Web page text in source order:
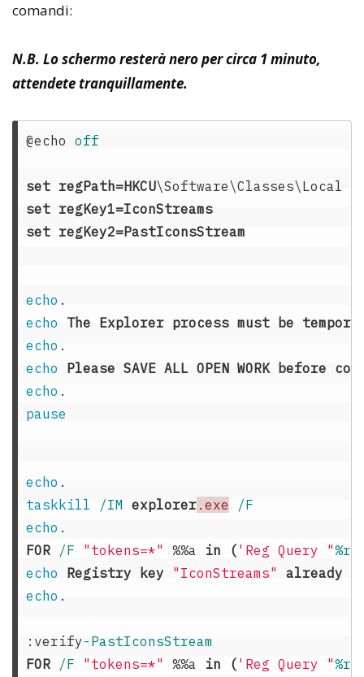
comandi:
N.B. Lo schermo resterà nero per circa 1 minuto,
attendete tranquillamente.
@echo off
set regPath=HKCU\Software\Classes\Local
set regKey1=IconStreams
set regKey2=PastIconsStream
echo
echo
The Explorer process must be
echo
echo
Please SAVE ALL OPEN WORK before
echo
pause
echo
taskkill
/IM explorer.exe
echo
FOR
/F "tokens=*" %%a in ('Reg Query "
echo
Registry key "IconStreams" already
echo .
:verify
FOR
/F "tokens=*" %%a in ('Reg Query "